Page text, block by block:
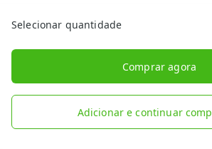
Selecionar quantidade
Comprar agora
Adicionar e continuar